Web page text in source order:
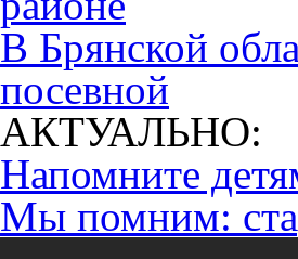
В Брянской
посевной
АКТУАЛЬНО:
Напомните
Мы помним: